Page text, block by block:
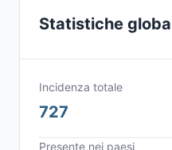
Statistiche
Incidenza totale
727
Presente nei paesi